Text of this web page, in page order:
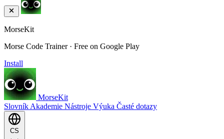
MorseKit
Morse Code Trainer · Free on Google Play
Install
MorseKit
Slovník Akademie Nástroje Výuka Časté dotazy